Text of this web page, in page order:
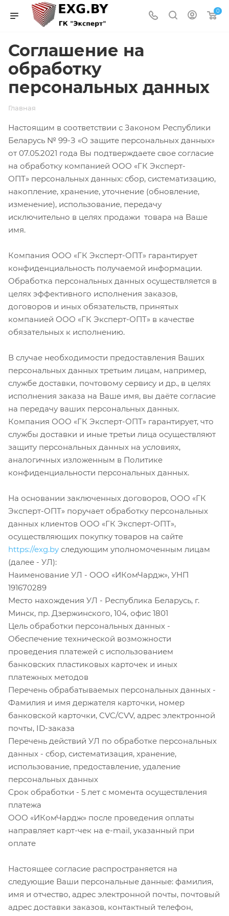
0
Соглашение на
обработку
персональных данных
Главная
Настоящим в соответствии с Законом Республики
Беларусь № 99-З «О защите персональных данных»
от 07.05.2021 года Вы подтверждаете свое согласие
на обработку компанией ООО «ГК Эксперт-
ОПТ» персональных данных: сбор, систематизацию,
накопление, хранение, уточнение (обновление,
изменение), использование, передачу
исключительно в целях продажи товара на Ваше
имя.
Компания ООО «ГК Эксперт-ОПТ» гарантирует
конфиденциальность получаемой информации.
Обработка персональных данных осуществляется в
целях эффективного исполнения заказов,
договоров и иных обязательств, принятых
компанией ООО «ГК Эксперт-ОПТ» в качестве
обязательных к исполнению.
В случае необходимости предоставления Ваших
персональных данных третьим лицам, например,
службе доставки, почтовому сервису и др., в целях
исполнения заказа на Ваше имя, вы даёте согласие
на передачу ваших персональных данных.
Компания ООО «ГК Эксперт-ОПТ» гарантирует, что
службы доставки и иные третьи лица осуществляют
защиту персональных данных на условиях,
аналогичных изложенным в Политике
конфиденциальности персональных данных.
На основании заключенных договоров, ООО «ГК
Эксперт-ОПТ» поручает обработку персональных
данных клиентов ООО «ГК Эксперт-ОПТ»,
осуществляющих покупку товаров на сайте
https://exg.by следующим уполномоченным лицам
(далее - УЛ):
Наименование УЛ - ООО «ИКомЧардж», УНП
191670289
Место нахождения УЛ - Республика Беларусь, г.
Минск, пр. Дзержинского, 104, офис 1801
Цель обработки персональных данных -
Обеспечение технической возможности
проведения платежей с использованием
банковских пластиковых карточек и иных
платежных методов
Перечень обрабатываемых персональных данных -
Фамилия и имя держателя карточки, номер
банковской карточки, CVC/CVV, адрес электронной
почты, ID-заказа
Перечень действий УЛ по обработке персональных
данных - сбор, систематизация, хранение,
использование, предоставление, удаление
персональных данных
Срок обработки - 5 лет с момента осуществления
платежа
ООО «ИКомЧардж» после проведения оплаты
направляет карт-чек на e-mail, указанный при
оплате
Настоящее согласие распространяется на
следующие Ваши персональные данные: фамилия,
имя и отчество, адрес электронной почты, почтовый
адрес доставки заказов, контактный телефон,